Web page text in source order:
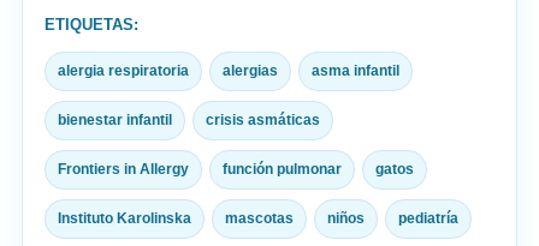
ETIQUETAS:
alergia respiratoria alergias asma infantil
bienestar infantil crisis asmáticas
Frontiers in Allergy función pulmonar gatos
Instituto Karolinska mascotas niños pediatría